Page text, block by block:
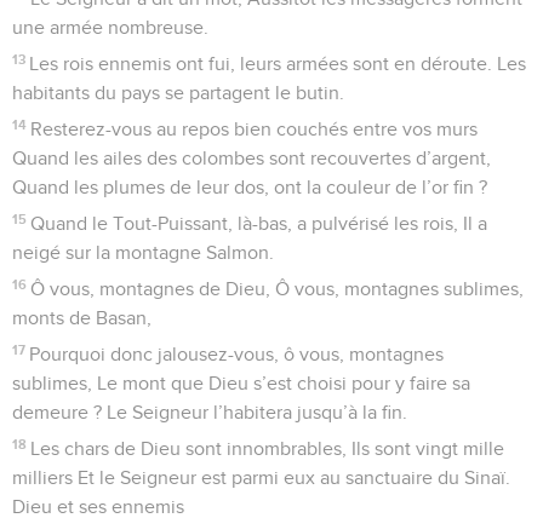
une armée nombreuse.
13 Les rois ennemis ont fui, leurs armées sont en déroute. Les
habitants du pays se partagent le butin.
14 Resterez-vous au repos bien couchés entre vos murs
Quand les ailes des colombes sont recouvertes d’argent,
Quand les plumes de leur dos, ont la couleur de l’or fin ?
15 Quand le Tout-Puissant, là-bas, a pulvérisé les rois, Il a
neigé sur la montagne Salmon.
16 Ô vous, montagnes de Dieu, Ô vous, montagnes sublimes,
monts de Basan,
17 Pourquoi donc jalousez-vous, ô vous, montagnes
sublimes, Le mont que Dieu s’est choisi pour y faire sa
demeure ? Le Seigneur l’habitera jusqu’à la fin.
18 Les chars de Dieu sont innombrables, Ils sont vingt mille
milliers Et le Seigneur est parmi eux au sanctuaire du Sinaï.
Dieu et ses ennemis